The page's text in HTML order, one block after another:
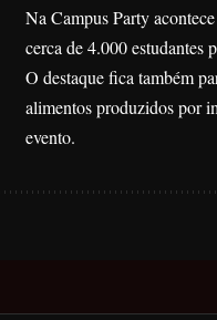
Na Campus Party
cerca de 4.000 estudantes
O destaque fica também
alimentos produzidos por
evento.